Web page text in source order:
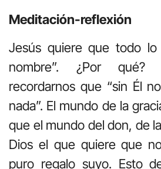
Meditación-reflexión
Jesús quiere que todo lo
nombre”. ¿Por qué?
recordarnos que “sin Él
nada”. El mundo de la
que el mundo del don,
Dios el que quiere que
puro regalo suyo. Esto